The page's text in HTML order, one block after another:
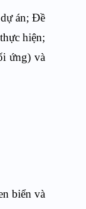
án; Đề
thực hiện;
ứng) và
biển và